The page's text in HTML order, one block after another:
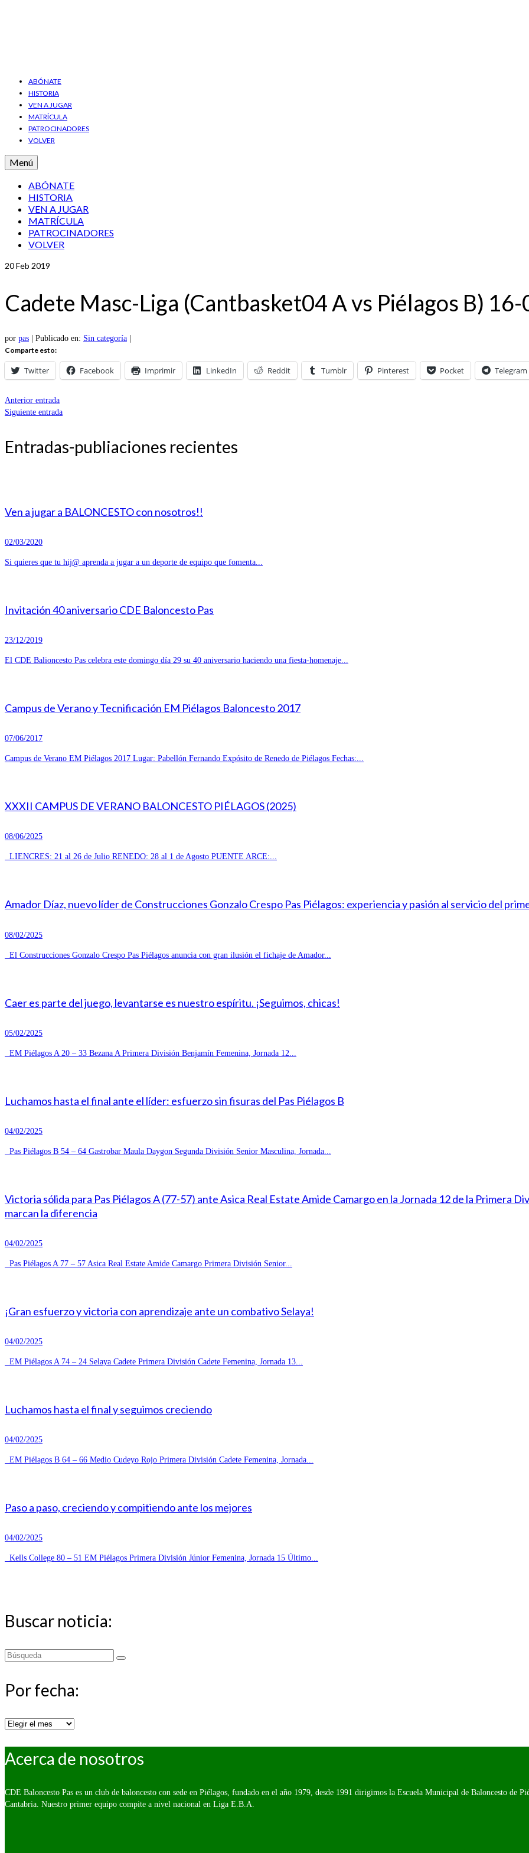
ABÓNATE
HISTORIA
VEN A JUGAR
MATRÍCULA
PATROCINADORES
VOLVER
Menú
ABÓNATE
HISTORIA
VEN A JUGAR
MATRÍCULA
PATROCINADORES
VOLVER
20Feb 2019
Cadete Masc-Liga (Cantbasket04 A vs Piélagos B)
por pas Publicado en: Sin categoría
Comparte esto:
Twitter Facebook Imprimir LinkedIn Reddit Tumblr Pinterest Pocket Telegram
Anterior entrada
Siguiente entrada
Entradas-publiaciones recientes
Ven a jugar a BALONCESTO con nosotros!!
02/03/2020
Si quieres que tu hij@ aprenda a jugar a un deporte de equipo que fomenta...
Invitación 40 aniversario CDE Baloncesto Pas
23/12/2019
El CDE Balioncesto Pas celebra este domingo día 29 su 40 aniversario haciendo una fiesta-homenaje...
Campus de Verano y Tecnificación EM Piélagos Baloncesto 2017
07/06/2017
Campus de Verano EM Piélagos 2017 Lugar: Pabellón Fernando Expósito de Renedo de Piélagos Fechas:...
XXXII CAMPUS DE VERANO BALONCESTO PIÉLAGOS (2025)
08/06/2025
LIENCRES: 21 al 26 de Julio RENEDO: 28 al 1 de Agosto PUENTE ARCE:...
Amador Díaz, nuevo líder de Construcciones Gonzalo Crespo Pas Piélagos: experiencia y pasión al servicio del
08/02/2025
El Construcciones Gonzalo Crespo Pas Piélagos anuncia con gran ilusión el fichaje de Amador...
Caer es parte del juego, levantarse es nuestro espíritu. ¡Seguimos, chicas!
05/02/2025
EM Piélagos A 20 – 33 Bezana A Primera División Benjamín Femenina, Jornada 12...
Luchamos hasta el final ante el líder: esfuerzo sin fisuras del Pas Piélagos B
04/02/2025
Pas Piélagos B 54 – 64 Gastrobar Maula Daygon Segunda División Senior Masculina, Jornada...
Victoria sólida para Pas Piélagos A (77-57) ante Asica Real Estate Amide Camargo en la Jornada 12 de la Primera
marcan la diferencia
04/02/2025
Pas Piélagos A 77 – 57 Asica Real Estate Amide Camargo Primera División Senior...
¡Gran esfuerzo y victoria con aprendizaje ante un combativo Selaya!
04/02/2025
EM Piélagos A 74 – 24 Selaya Cadete Primera División Cadete Femenina, Jornada 13...
Luchamos hasta el final y seguimos creciendo
04/02/2025
EM Piélagos B 64 – 66 Medio Cudeyo Rojo Primera División Cadete Femenina, Jornada...
Paso a paso, creciendo y compitiendo ante los mejores
04/02/2025
Kells College 80 – 51 EM Piélagos Primera División Júnior Femenina, Jornada 15 Último...
Buscar noticia:
Buscar
Por fecha:
Por
Acerca de nosotros
CDE Baloncesto Pas es un club de baloncesto con sede en Piélagos, fundado en el año 1979, desde 1991 dirigimos la Escuela Municipal de Baloncesto de
Cantabria. Nuestro primer equipo compite a nivel nacional en Liga E.B.A.